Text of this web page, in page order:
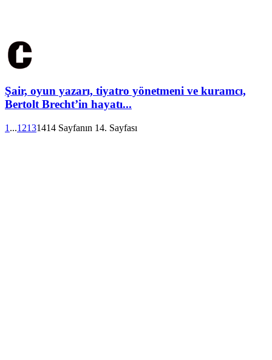
Şair, oyun yazarı, tiyatro yönetmeni ve kuramcı,
Bertolt Brecht’in hayatı...
1 ...12131414 Sayfanın 14. Sayfası